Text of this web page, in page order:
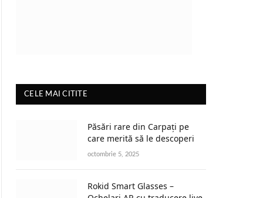
CELE MAI CITITE
Păsări rare din Carpați pe
care merită să le descoperi
octombrie 5, 2025
Rokid Smart Glasses –